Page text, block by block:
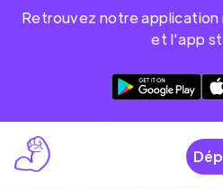
Retrouvez notre application
et l'app